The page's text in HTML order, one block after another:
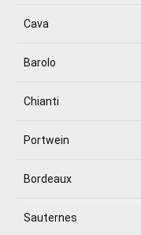
Cava
Barolo
Chianti
Portwein
Bordeaux
Sauternes